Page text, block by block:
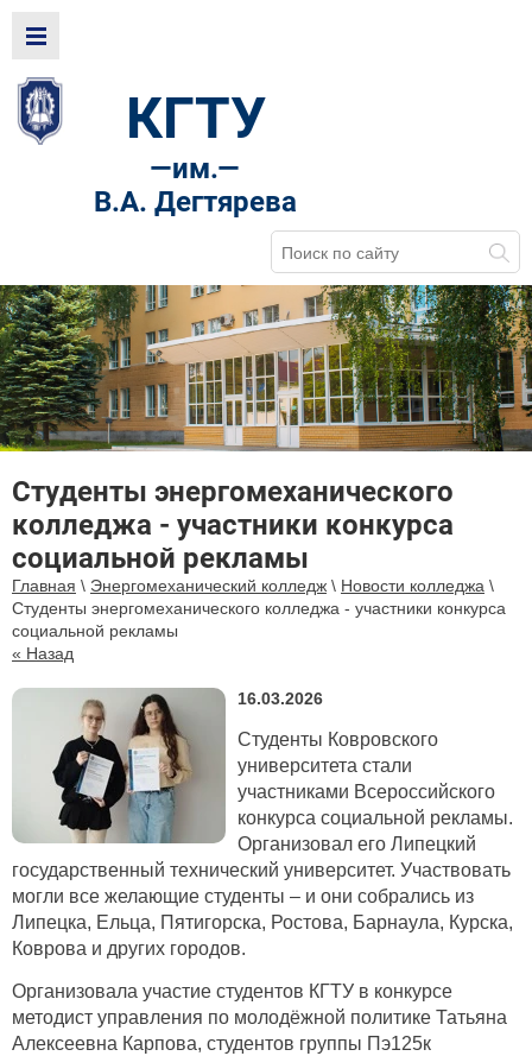
КГТУ
—им.—
В.А. Дегтярева
Студенты энергомеханического
колледжа - участники конкурса
социальной рекламы
Главная \ Энергомеханический колледж \ Новости колледжа \
Студенты энергомеханического колледжа - участники конкурса
социальной рекламы
« Назад
16.03.2026
Студенты Ковровского
университета стали
участниками Всероссийского
конкурса социальной рекламы.
Организовал его Липецкий
государственный технический университет. Участвовать
могли все желающие студенты – и они собрались из
Липецка, Ельца, Пятигорска, Ростова, Барнаула, Курска,
Коврова и других городов.
Организовала участие студентов КГТУ в конкурсе
методист управления по молодёжной политике Татьяна
Алексеевна Карпова, студентов группы Пэ125к